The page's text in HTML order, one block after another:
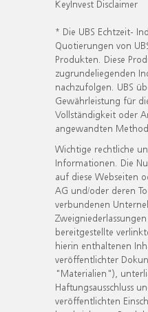
KeyInvest Disclaimer
* Die UBS Echtzeit-
Quotierungen von
Produkten. Diese
zugrundeliegenden
nachzufolgen. UBS
Gewährleistung für
Vollständigkeit oder
angewandten
Wichtige rechtliche
Informationen. Die
auf diese Webseiten
AG und/oder deren
verbundenen
bereitgestellte
hierin enthaltenen
veröffentlichter
"Materialien"),
Haftungsausschluss
veröffentlichten